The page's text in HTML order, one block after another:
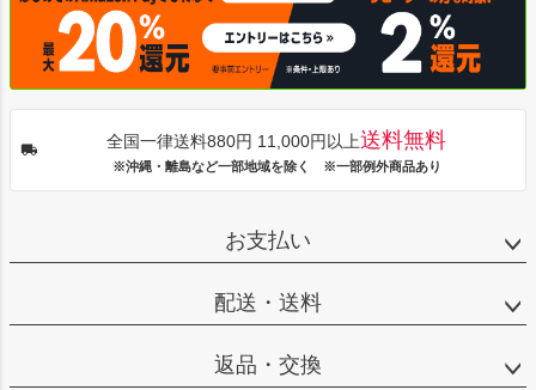
全国一律送料880円 11,000円以上送料無料
※沖縄・離島など一部地域を除く ※一部例外商品あり
お支払い
配送・送料
返品・交換